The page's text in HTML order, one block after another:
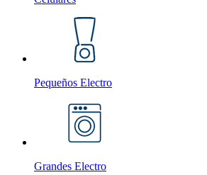
Pequeños Electro
Grandes Electro